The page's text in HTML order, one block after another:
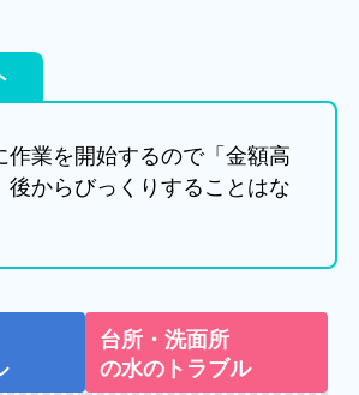
作業を開始するので「金額高
後からびっくりすることはな
台所・洗面所
の水のトラブル